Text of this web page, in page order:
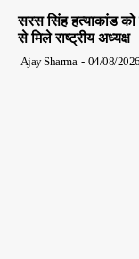
सरस सिंह हत्याकांड
से मिले राष्ट्रीय अध्यक्ष
Ajay Sharma - 04/08/2026